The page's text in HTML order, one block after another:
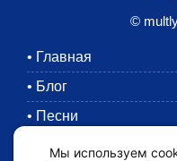
©
• Главная
• Блог
• Песни
Раскраски
Мы используем